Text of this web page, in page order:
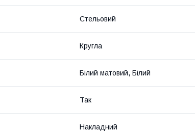
Стельовий
Кругла
Білий матовий, Білий
Так
Накладний